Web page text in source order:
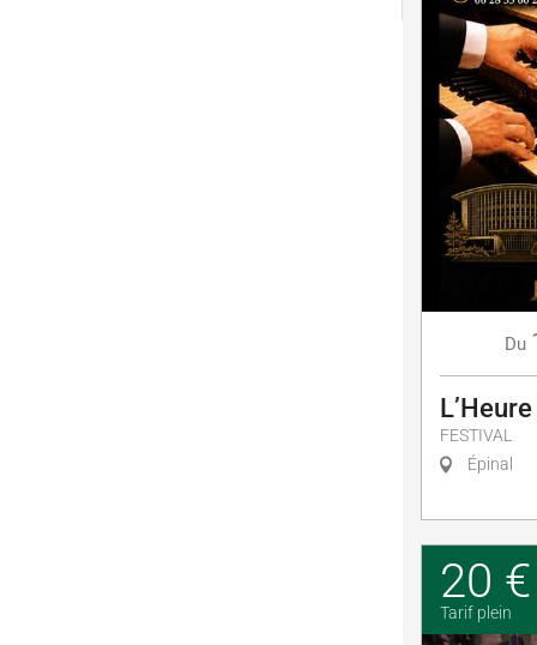
Du
FESTIVAL
Épinal
20 €
Tarif plein